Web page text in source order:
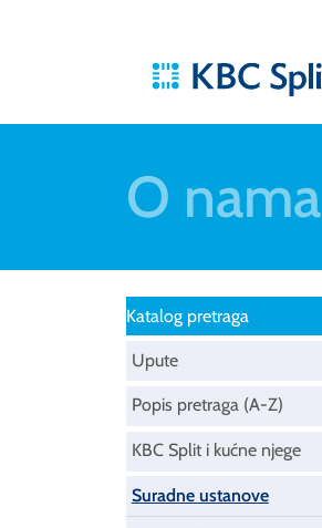
O nama
Katalog pretraga
Upute
Popis pretraga (A-Z)
KBC Split i kućne njege
Suradne ustanove